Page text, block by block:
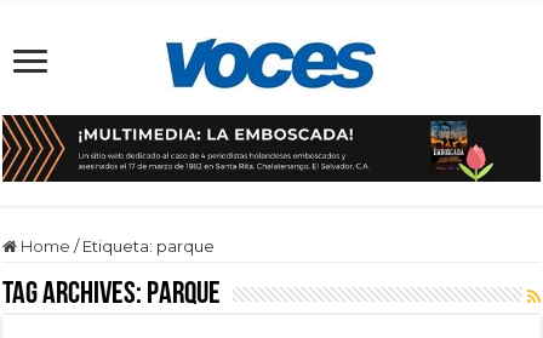
Home / Etiqueta: parque
Tag Archives: parque